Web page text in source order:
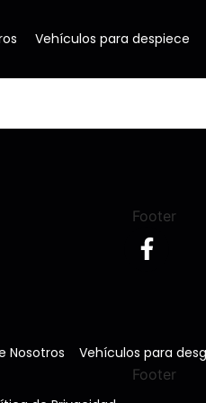
Vehículos para despiece
Nosotros Vehículos para